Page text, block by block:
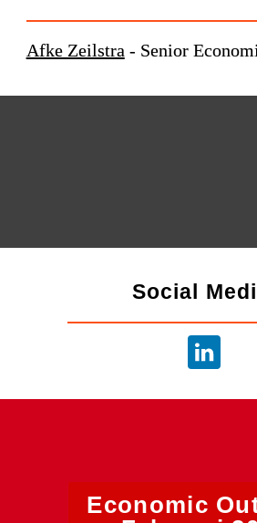
Afke Zeilstra - Senior
Social
Economic